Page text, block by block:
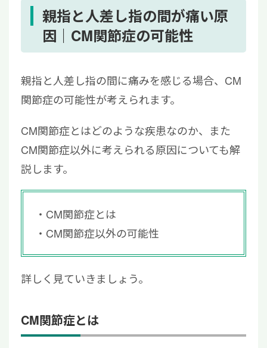
4.1主な治療法
4.2 自宅でできるセルフケア
親指と人差し指の間が痛いときは再生医療を
親指と人差し指の間が痛い原
因｜CM関節症の可能性
親指と人差し指の間に痛みを感じる場合、CM
関節症の可能性が考えられます。
CM関節症とはどのような疾患なのか、また
CM関節症以外に考えられる原因についても解
説します。
CM関節症とは
CM関節症以外の可能性
詳しく見ていきましょう。
CM関節症とは